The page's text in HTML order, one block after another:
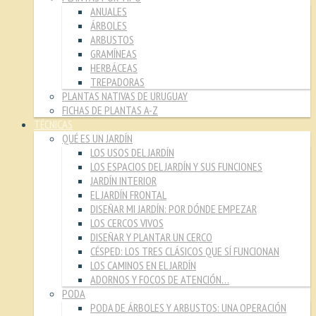
ANUALES
ÁRBOLES
ARBUSTOS
GRAMÍNEAS
HERBÁCEAS
TREPADORAS
PLANTAS NATIVAS DE URUGUAY
FICHAS DE PLANTAS A-Z
TÉCNICAS
QUÉ ES UN JARDÍN
LOS USOS DEL JARDÍN
LOS ESPACIOS DEL JARDÍN Y SUS FUNCIONES
JARDÍN INTERIOR
EL JARDÍN FRONTAL
DISEÑAR MI JARDÍN: POR DÓNDE EMPEZAR
LOS CERCOS VIVOS
DISEÑAR Y PLANTAR UN CERCO
CÉSPED: LOS TRES CLÁSICOS QUE SÍ FUNCIONAN
LOS CAMINOS EN EL JARDÍN
ADORNOS Y FOCOS DE ATENCIÓN…
PODA
PODA DE ÁRBOLES Y ARBUSTOS: UNA OPERACIÓN